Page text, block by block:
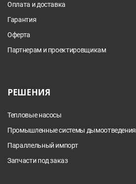
Оплата и доставка
Гарантия
Оферта
Партнерам и проектировщикам
РЕШЕНИЯ
Тепловые насосы
Промышленные системы дымоотведения
Параллельный импорт
Запчасти под заказ